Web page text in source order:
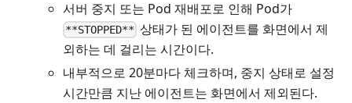
서버 중지 또는 Pod 재배포로 인해 Pod가
**STOPPED** 상태가 된 에이전트를 화면에서 제
외하는 데 걸리는 시간이다.
내부적으로 20분마다 체크하며, 중지 상태로 설정
시간만큼 지난 에이전트는 화면에서 제외된다.